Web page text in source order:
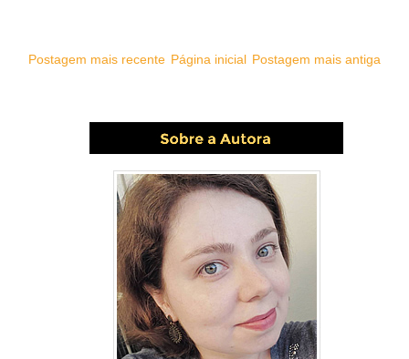
Postagem mais recente Postagem mais antiga
Página inicial